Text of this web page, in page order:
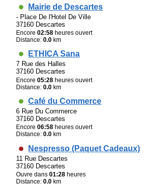
Mairie de Descartes
- Place De l'Hotel De Ville
37160 Descartes
Encore02:58 heures ouvert
Distance:0.0 km
ETHICA Sana
7 Rue des Halles
37160 Descartes
Encore05:28 heures ouvert
Distance:0.0 km
Café du Commerce
6 Rue Du Commerce
37160 Descartes
Encore06:58 heures ouvert
Distance:0.0 km
Nespresso (Paquet Cadeaux)
11 Rue Descartes
37160 Descartes
Ouvre dans01:28 heures
Distance:0.0 km